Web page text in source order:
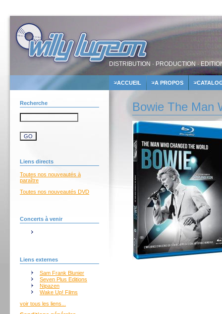
DISTRIBUTION · PRODUCTION ·
ACCUEIL A PROPOS
Recherche
Liens directs
Toutes nos nouveautés à
paraître
Toutes nos nouveautés DVD
Concerts à venir
Liens externes
Sam Frank Blunier
Seven Plus Editions
Nipazen
Wake Up! Films
voir tous les liens...
Bowie The Man